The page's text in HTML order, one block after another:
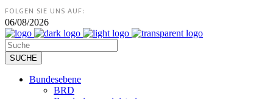
FOLGEN SIE UNS AUF:
06/08/2026
Bundesebene
BRD